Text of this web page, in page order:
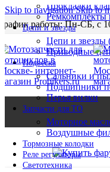
Skip to navigationSkip to
работы: Пн-CБ, с
Прокладки
Ремкомплекты
Цепи и звезды
Цепи и звезды
Приводные
Подвеска
Сальники и
Подшипники
Перья вилки
Запчасти для ТО
Моторное
Воздушные
Тормозные колодки
Реле регуляторы
Cветотехника
Нет в наличии